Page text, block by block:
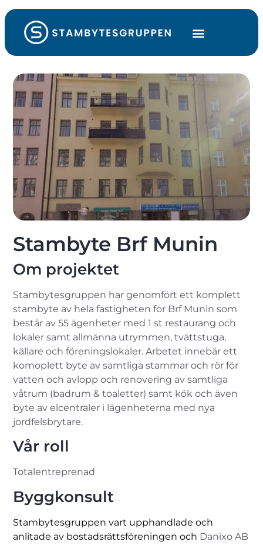
Stambyte Brf Munin
Om projektet
Stambytesgruppen har genomfört ett komplett
stambyte av hela fastigheten för Brf Munin som
består av 55 ägenheter med 1 st restaurang och
lokaler samt allmänna utrymmen, tvättstuga,
källare och föreningslokaler. Arbetet innebär ett
komoplett byte av samtliga stammar och rör för
vatten och avlopp och renovering av samtliga
våtrum (badrum & toaletter) samt kök och även
byte av elcentraler i lägenheterna med nya
jordfelsbrytare.
Vår roll
Totalentreprenad
Byggkonsult
Stambytesgruppen vart upphandlade och
anlitade av bostadsrättsföreningen och Danixo AB